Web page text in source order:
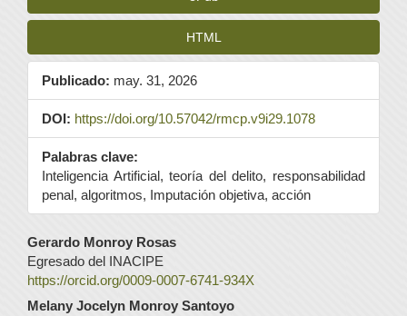
HTML
Publicado: may. 31, 2026
DOI: https://doi.org/10.57042/rmcp.v9i29.1078
Palabras clave:
Inteligencia Artificial, teoría del delito, responsabilidad
penal, algoritmos, Imputación objetiva, acción
Contenido
principal
del
Gerardo Monroy Rosas
Egresado del INACIPE
https://orcid.org/0009-0007-6741-934X
Melany Jocelyn Monroy Santoyo